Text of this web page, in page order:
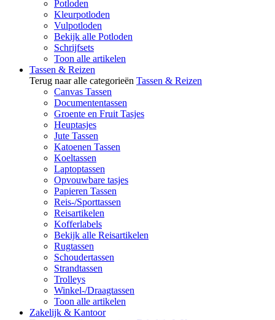
Potloden
Kleurpotloden
Vulpotloden
Bekijk alle Potloden
Schrijfsets
Toon alle artikelen
Tassen & Reizen
Terug naar alle categorieën Tassen & Reizen
Canvas Tassen
Documententassen
Groente en Fruit Tasjes
Heuptasjes
Jute Tassen
Katoenen Tassen
Koeltassen
Laptoptassen
Opvouwbare tasjes
Papieren Tassen
Reis-/Sporttassen
Reisartikelen
Kofferlabels
Bekijk alle Reisartikelen
Rugtassen
Schoudertassen
Strandtassen
Trolleys
Winkel-/Draagtassen
Toon alle artikelen
Zakelijk & Kantoor